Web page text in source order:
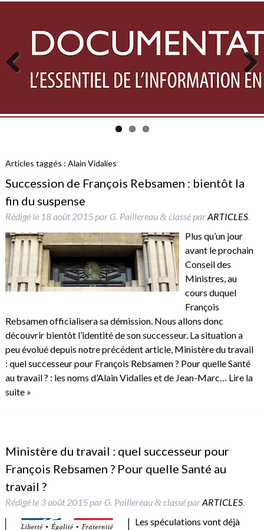
Previous Next
Articles taggés : Alain Vidalies
Succession de François Rebsamen : bientôt la
fin du suspense
Rédigé le 18 août 2015par G. Paillereau &classé parARTICLES.
Plus qu’un jour
avant le prochain
Conseil des
Ministres, au
cours duquel
François
Rebsamen officialisera sa démission. Nous allons donc
découvrir bientôt l’identité de son successeur. La situation a
peu évolué depuis notre précédent article, Ministère du travail
: quel successeur pour François Rebsamen ? Pour quelle Santé
au travail ? : les noms d’Alain Vidalies et de Jean-Marc… Lire la
suite »
Ministère du travail : quel successeur pour
François Rebsamen ? Pour quelle Santé au
travail ?
Rédigé le 3 août 2015par G. Paillereau &classé parARTICLES.
Les spéculations vont déjà